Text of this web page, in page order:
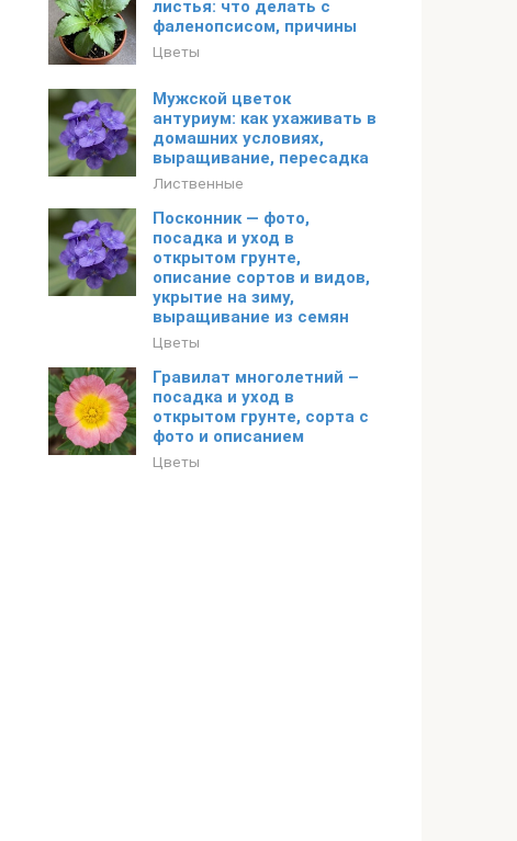
листья: что делать с
фаленопсисом, причины
Цветы
Мужской цветок
антуриум: как ухаживать в
домашних условиях,
выращивание, пересадка
Лиственные
Посконник — фото,
посадка и уход в
открытом грунте,
описание сортов и видов,
укрытие на зиму,
выращивание из семян
Цветы
Гравилат многолетний –
посадка и уход в
открытом грунте, сорта с
фото и описанием
Цветы